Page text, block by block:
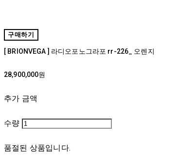
구매하기
[ BRIONVEGA ] 라디오포노그라포 rr-226_ 오렌지
28,900,000원
추가 금액
수량
품절된 상품입니다.